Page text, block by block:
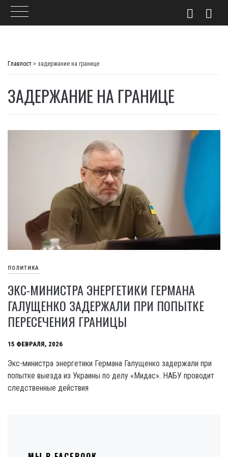
Главпост > задержание на границе
ЗАДЕРЖАНИЕ НА ГРАНИЦЕ
ПОЛИТИКА
ЭКС-МИНИСТРА ЭНЕРГЕТИКИ ГЕРМАНА
ГАЛУЩЕНКО ЗАДЕРЖАЛИ ПРИ ПОПЫТКЕ
ПЕРЕСЕЧЕНИЯ ГРАНИЦЫ
15 ФЕВРАЛЯ, 2026
Экс-министра энергетики Германа Галущенко задержали при
попытке выезда из Украины по делу «Мидас». НАБУ проводит
следственные действия